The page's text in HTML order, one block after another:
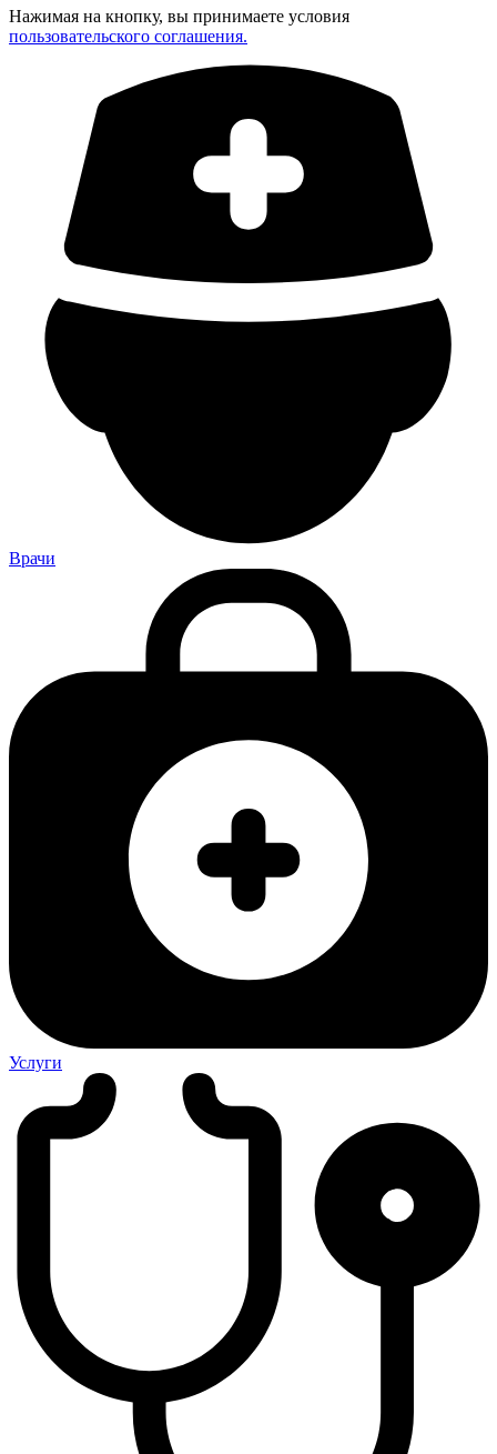
Нажимая на кнопку, вы принимаете условия
пользовательского соглашения.
Врачи
Услуги